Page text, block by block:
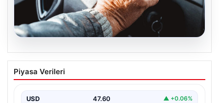
Emekliye ÖTV’siz araç verilecek mi,
yasa çıkacak mı? Milyonlarca emekli
Piyasa Verileri
USD 47.60 ▲ +0.06%